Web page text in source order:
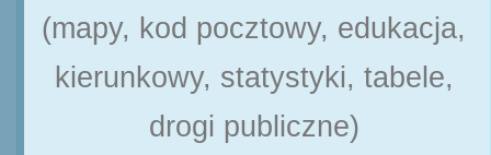
(mapy, kod pocztowy, edukacja,
kierunkowy, statystyki, tabele,
drogi publiczne)